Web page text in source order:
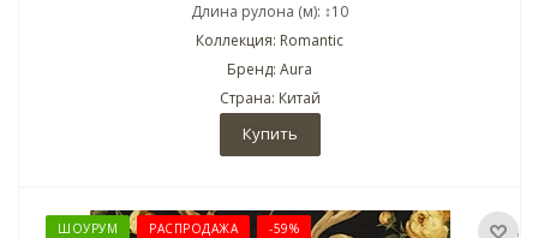
Длина рулона (м): ↕10
Коллекция: Romantic
Бренд: Aura
Страна: Китай
Купить
ШОУРУМ РАСПРОДАЖА -59%